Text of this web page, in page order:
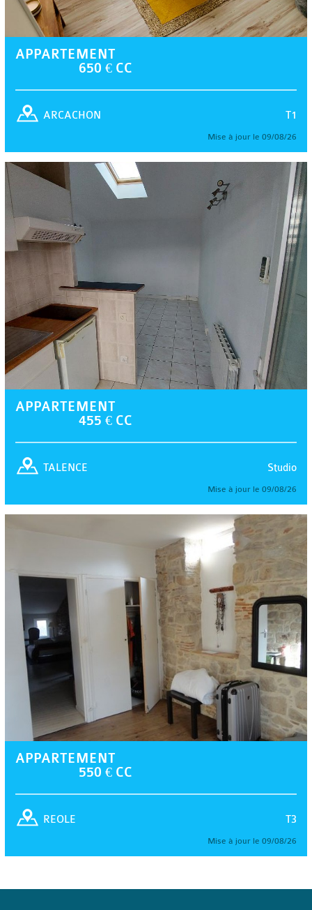
APPARTEMENT
650 € CC
T1
ARCACHON
Mise à jour le 09/08/26
APPARTEMENT
455 € CC
Studio
TALENCE
Mise à jour le 09/08/26
APPARTEMENT
550 € CC
T3
REOLE
Mise à jour le 09/08/26